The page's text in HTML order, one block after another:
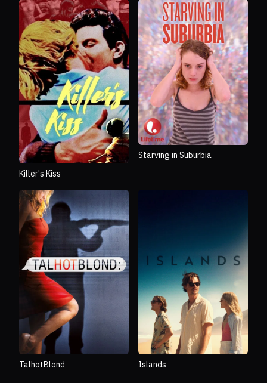
Killer's Kiss
Starving in Suburbia
TalhotBlond Islands